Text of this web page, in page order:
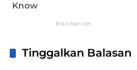
Tinggalkan Balasan